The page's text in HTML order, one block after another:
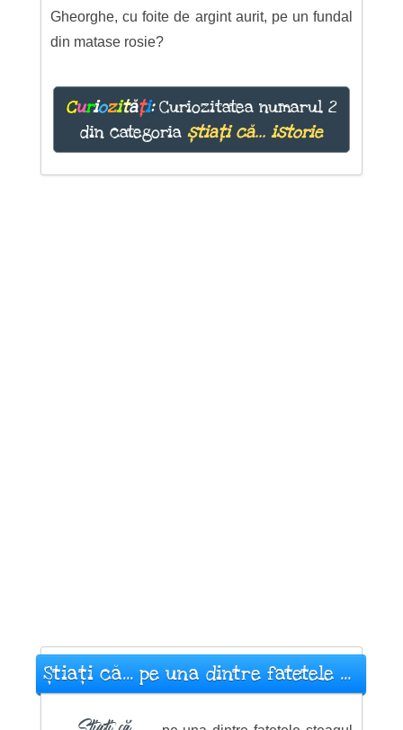
Gheorghe, cu foite de argint aurit, pe un fundal
din matase rosie?
Curiozități:Curiozitatea numarul 2
din categoria știați că... istorie
Știați că... pe una dintre fatetele ...